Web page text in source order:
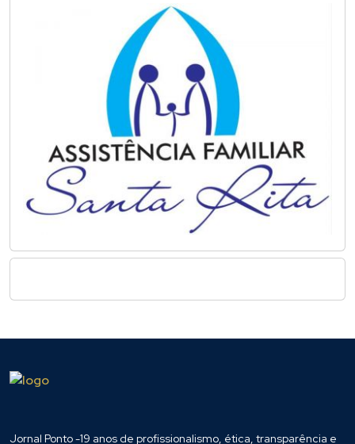
Jornal Ponto -19 anos de profissionalismo, ética, transparência e